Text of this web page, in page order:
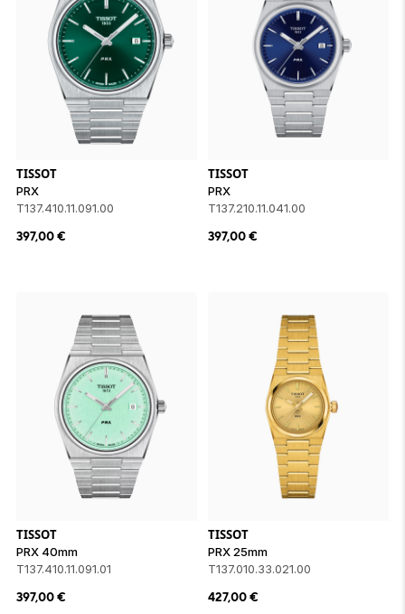
TISSOT
PRX
T137.410.11.091.00
397,00€
TISSOT
PRX
T137.210.11.041.00
397,00€
TISSOT
PRX 40mm
T137.410.11.091.01
397,00€
TISSOT
PRX 25mm
T137.010.33.021.00
427,00€